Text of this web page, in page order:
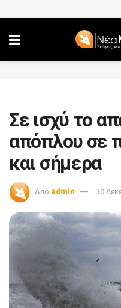
Σε ισχύ το
απόπλου σε
και σήμερα
Από admin 30